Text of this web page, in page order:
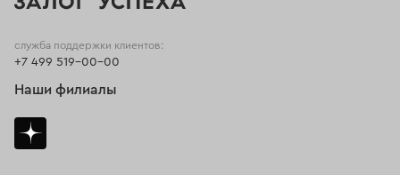
служба поддержки клиентов:
+7 499 519-00-00
Наши филиалы